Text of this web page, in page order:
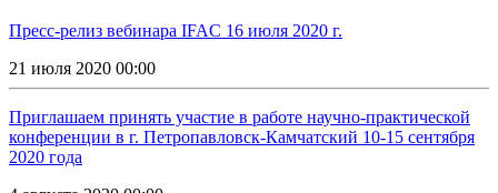
Пресс-релиз вебинара IFAC 16 июля 2020 г.
21 июля 2020 00:00
Приглашаем принять участие в работе научно-практической
конференции в г. Петропавловск-Камчатский 10-15 сентября
2020 года